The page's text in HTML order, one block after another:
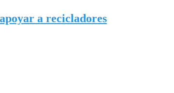
a recicladores